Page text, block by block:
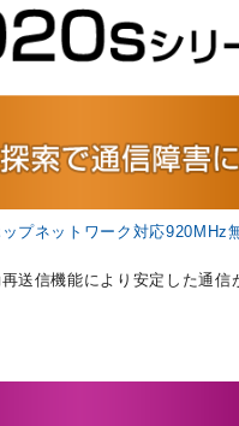
プネットワーク対応920MHz
送信機能により安定した通信